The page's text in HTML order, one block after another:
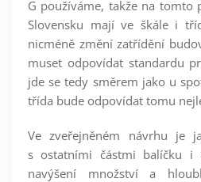
G používáme, takže na tomto
Slovensku mají ve škále i
nicméně změní zatřídění
muset odpovídat standardu
jde se tedy směrem jako u
třída bude odpovídat tomu
Ve zveřejněném návrhu je
s ostatními částmi balíčku i
navýšení množství a